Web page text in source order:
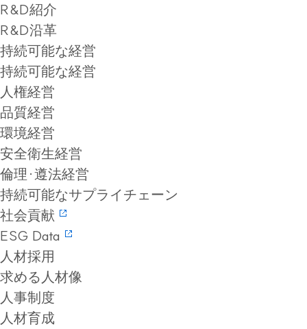
R&D紹介
R&D沿革
持続可能な経営
持続可能な経営
人権経営
品質経営
環境経営
安全衛生経営
倫理·遵法経営
持続可能なサプライチェーン
社会貢献
ESG Data
人材採用
求める人材像
人事制度
人材育成